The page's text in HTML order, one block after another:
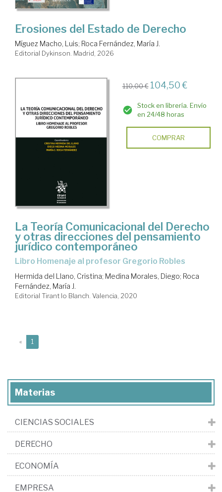
Erosiones del Estado de Derecho
Míguez Macho, Luis; Roca Fernández, María J.
Editorial Dykinson. Madrid, 2026
110,00 € 104,50 €
Stock en librería. Envío
en 24/48 horas
COMPRAR
La Teoría Comunicacional del Derecho
y otras direcciones del pensamiento
jurídico contemporáneo
Libro Homenaje al profesor Gregorio Robles
Hermida del Llano, Cristina; Medina Morales, Diego; Roca
Fernández, María J.
Editorial Tirant lo Blanch. Valencia, 2020
« 1
Materias
CIENCIAS SOCIALES
DERECHO
ECONOMÍA
EMPRESA